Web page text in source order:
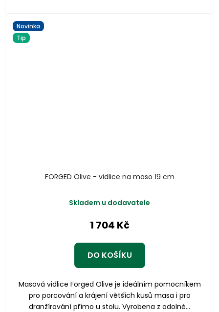
Novinka
Tip
FORGED Olive - vidlice na maso 19 cm
Skladem u dodavatele
1 704 Kč
DO KOŠÍKU
Masová vidlice Forged Olive je ideálním pomocníkem
pro porcování a krájení větších kusů masa i pro
dranžírování přímo u stolu. Vyrobena z odolné...